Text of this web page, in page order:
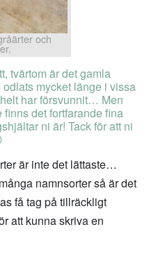
och
tvärtom är det gamla
mycket länge i vissa
har försvunnit… Men
det fortfarande fina
ni är! Tack för att ni
är inte det lättaste…
namnsorter så är det
få tag på tillräckligt
att kunna skriva en